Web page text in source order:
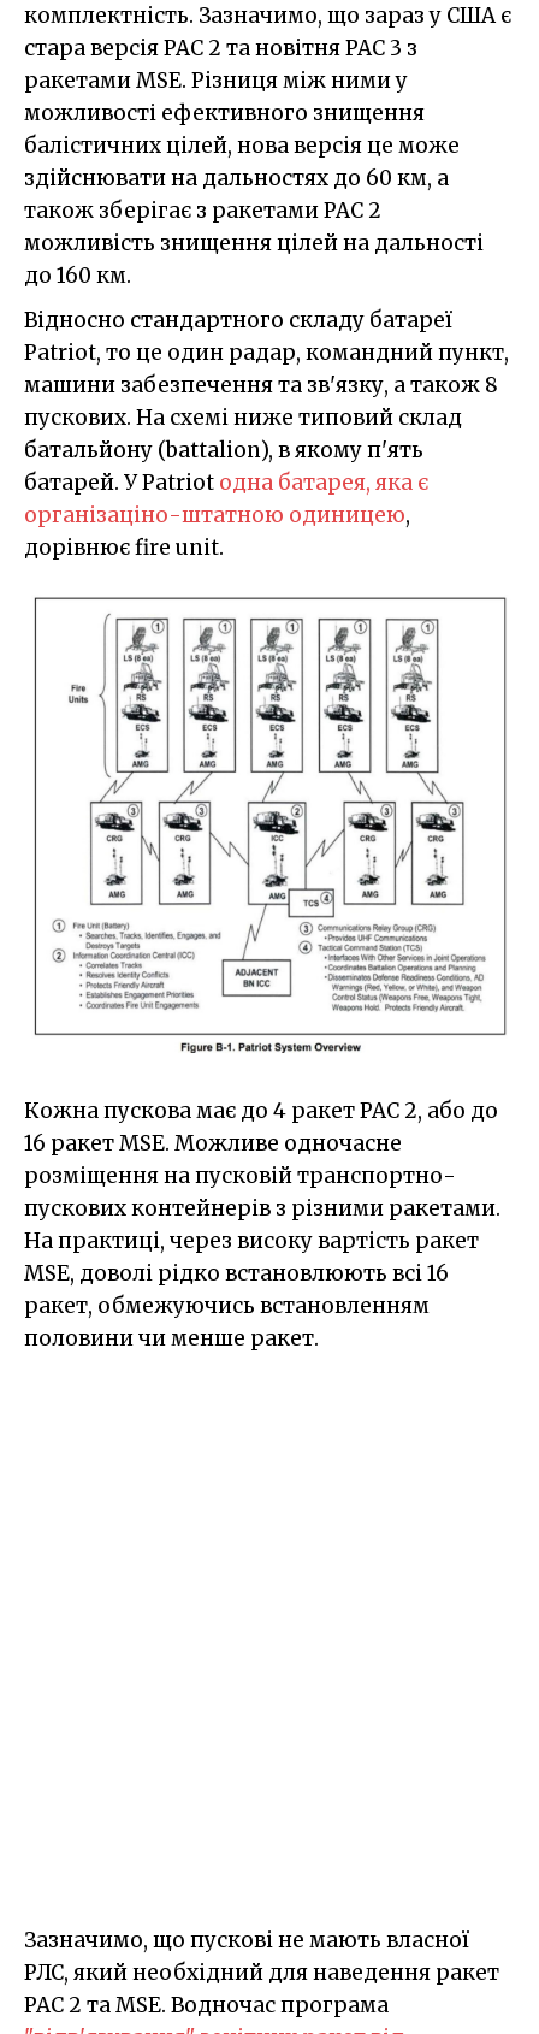
комплектність. Зазначимо, що зараз у США є
стара версія PAC 2 та новітня PAC 3 з
ракетами MSE. Різниця між ними у
можливості ефективного знищення
балістичних цілей, нова версія це може
здійснювати на дальностях до 60 км, а
також зберігає з ракетами PAC 2
можливість знищення цілей на дальності
до 160 км.
Відносно стандартного складу батареї
Patriot, то це один радар, командний пункт,
машини забезпечення та зв'язку, а також 8
пускових. На схемі ниже типовий склад
батальйону (battalion), в якому п'ять
батарей. У Patriot одна батарея, яка є
організаціно-штатною одиницею,
дорівнює fire unit.
Кожна пускова має до 4 ракет PAC 2, або до
16 ракет MSE. Можливе одночасне
розміщення на пусковій транспортно-
пускових контейнерів з різними ракетами.
На практиці, через високу вартість ракет
MSE, доволі рідко встановлюють всі 16
ракет, обмежуючись встановленням
половини чи менше ракет.
Зазначимо, що пускові не мають власної
РЛС, який необхідний для наведення ракет
PAC 2 та MSE. Водночас програма